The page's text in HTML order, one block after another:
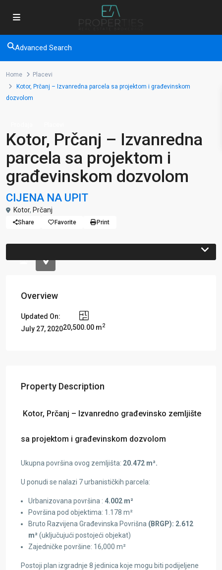
Advanced Search
Home
Placevi
Kotor, Prčanj – Izvanredna parcela sa projektom i građevinskom
dozvolom
Kotor, Prčanj – Izvanredna
parcela sa projektom i
građevinskom dozvolom
CIJENA NA UPIT
Kotor, Prčanj
Share Favorite Print
Previous
Overview
Updated On:
July 27, 202020,500.00 m2
Property Description
Kotor, Prčanj – Izvanredno građevinsko zemljište
sa projektom i građevinskom dozvolom
Ukupna površina ovog zemljišta: 20.472 m².
U ponudi se nalazi 7 urbanističkih parcela:
Urbanizovana površina : 4.002 m²
Površina pod objektima: 1.178 m²
Bruto Razvijena Građevinska Povrišna (BRGP): 2.612
m²(uključujući postojeći objekat)
Zajedničke površine: 16,000 m²
Postoji plan izgradnje 8 jedinica koje mogu biti podijeljene